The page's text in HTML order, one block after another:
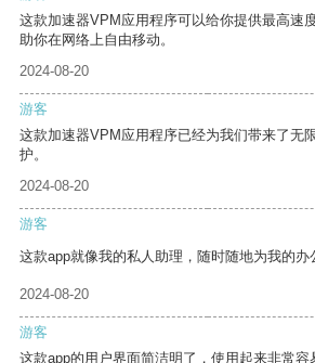
这款加速器VPM应用程序可以给你提供最高速
助你在网络上自由移动。
2024-08-20
游客
这款加速器VPM应用程序已经为我们带来了无
护。
2024-08-20
游客
这款app就像我的私人助理，随时随地为我的办
2024-08-20
游客
这款app的用户界面简洁明了，使用起来非常